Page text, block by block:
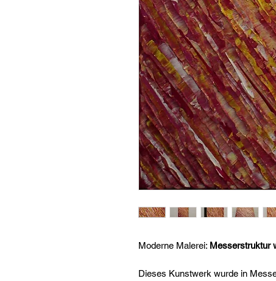
Moderne Malerei: Messerstruktur
Dieses Kunstwerk wurde in